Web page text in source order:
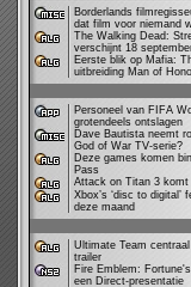
Borderlands
dat film voor niemand
The Walking Dead:
verschijnt 18
Eerste blik op Mafia:
uitbreiding Man of
Personeel van FIFA
grotendeels ontslagen
Dave Bautista neemt
God of War TV-serie?
Deze games komen
Pass
Attack on Titan 3 komt
Xbox’s ‘disc to digital’
deze maand
Ultimate Team
trailer
Fire Emblem:
een Direct-presentatie